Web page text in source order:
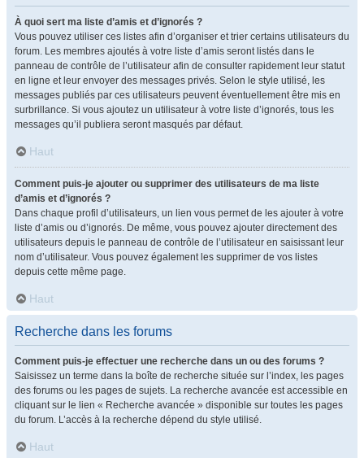
À quoi sert ma liste d’amis et d’ignorés ?
Vous pouvez utiliser ces listes afin d’organiser et trier certains utilisateurs du
forum. Les membres ajoutés à votre liste d’amis seront listés dans le
panneau de contrôle de l’utilisateur afin de consulter rapidement leur statut
en ligne et leur envoyer des messages privés. Selon le style utilisé, les
messages publiés par ces utilisateurs peuvent éventuellement être mis en
surbrillance. Si vous ajoutez un utilisateur à votre liste d’ignorés, tous les
messages qu’il publiera seront masqués par défaut.
Haut
Comment puis-je ajouter ou supprimer des utilisateurs de ma liste
d’amis et d’ignorés ?
Dans chaque profil d’utilisateurs, un lien vous permet de les ajouter à votre
liste d’amis ou d’ignorés. De même, vous pouvez ajouter directement des
utilisateurs depuis le panneau de contrôle de l’utilisateur en saisissant leur
nom d’utilisateur. Vous pouvez également les supprimer de vos listes
depuis cette même page.
Haut
Recherche dans les forums
Comment puis-je effectuer une recherche dans un ou des forums ?
Saisissez un terme dans la boîte de recherche située sur l’index, les pages
des forums ou les pages de sujets. La recherche avancée est accessible en
cliquant sur le lien « Recherche avancée » disponible sur toutes les pages
du forum. L’accès à la recherche dépend du style utilisé.
Haut